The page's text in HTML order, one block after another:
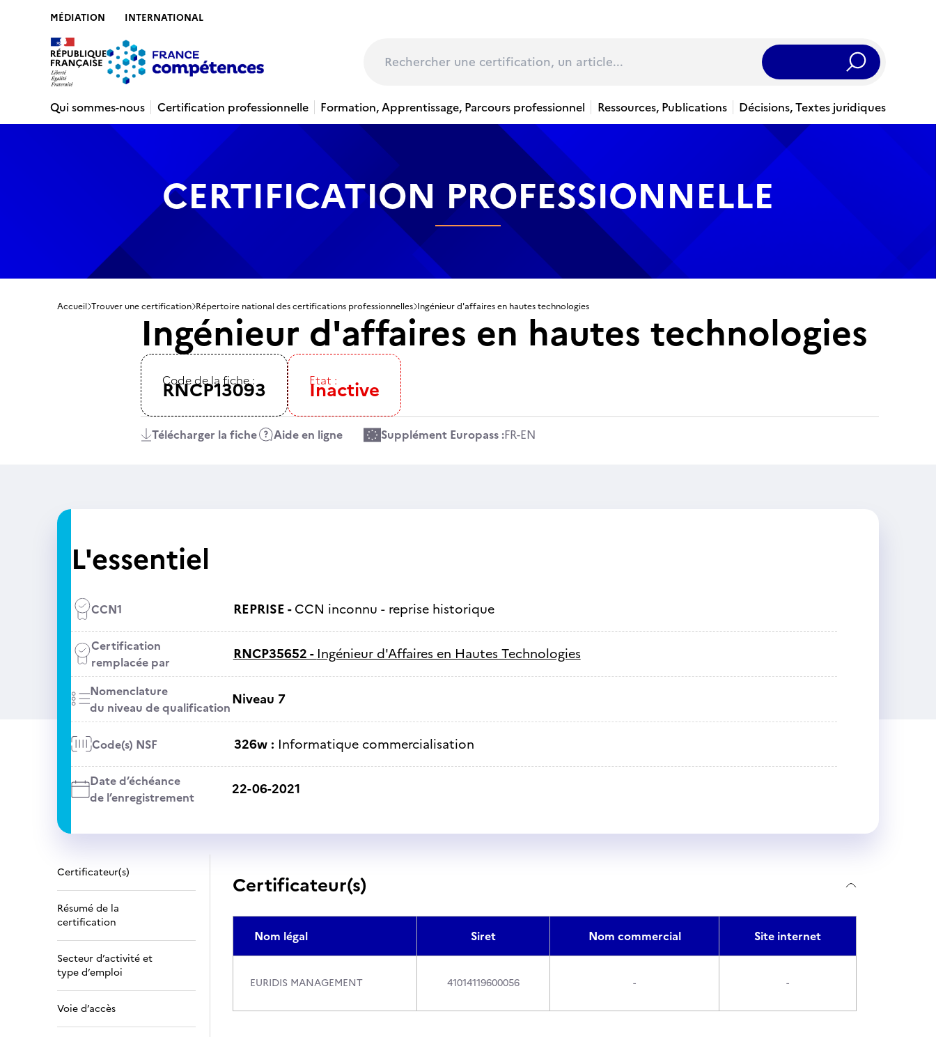
MÉDIATION INTERNATIONAL
Rechercher
Qui sommes-nous
Certification professionnelle Formation, Apprentissage, Parcours professionnel Ressources, Publications Décisions, Textes juridiques
CERTIFICATION PROFESSIONNELLE
Accueil Trouver une certification Répertoire national des certifications professionnelles Ingénieur d'affaires en hautes technologies
Ingénieur d'affaires en hautes technologies
Code de la fiche :
RNCP13093 Etat :
Inactive
Télécharger la fiche Aide en ligne Supplément Europass :FR-EN
L'essentiel
CCN1 REPRISE -CCN inconnu - reprise historique
Certification
remplacée par
RNCP35652 - Ingénieur d'Affaires en Hautes Technologies
Nomenclature
du niveau de qualificationNiveau 7
Code(s) NSF 326w : Informatique commercialisation
Date d’échéance
de l’enregistrement
22-06-2021
Certificateur(s)
Résumé de la
certification
Secteur d’activité et
type d’emploi
Voie d’accès
Certificateur(s)
Nom légal Siret Nom commercial Site internet
EURIDIS MANAGEMENT 41014119600056 - -